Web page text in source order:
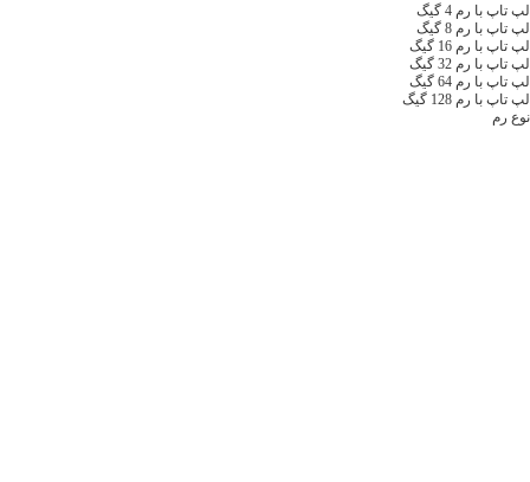
لپ تاپ با رم 4 گیگ
لپ تاپ با رم 8 گیگ
لپ تاپ با رم 16 گیگ
لپ تاپ با رم 32 گیگ
لپ تاپ با رم 64 گیگ
لپ تاپ با رم 128 گیگ
نوع رم